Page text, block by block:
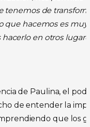
de
que hacemos es
en otros
de Paulina, el
de entender la
que los